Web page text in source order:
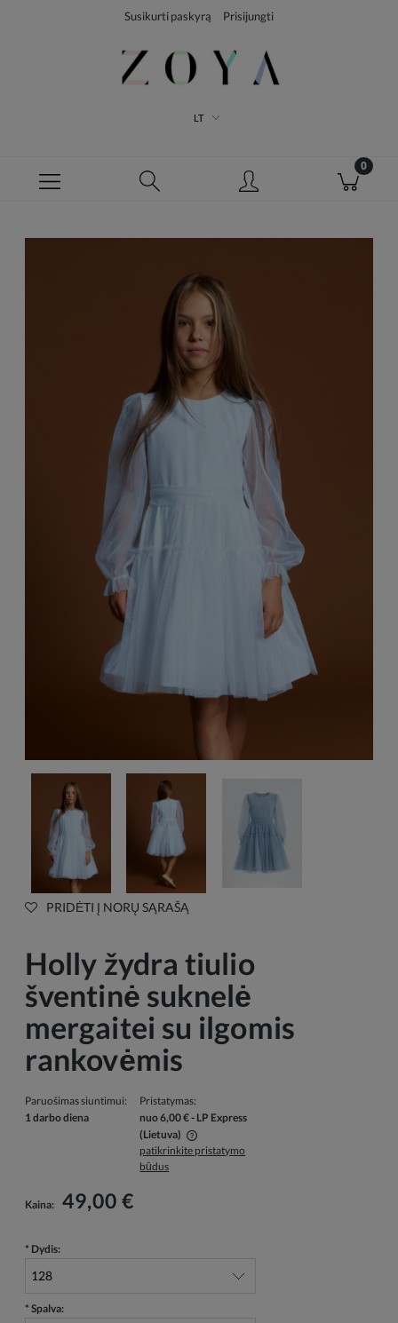
Susikurti paskyrą Prisijungti
LT
PRIDĖTI Į NORŲ SĄRAŠĄ
Holly žydra tiulio
šventinė suknelė
mergaitei su ilgomis
rankovėmis
Paruošimas siuntimui:
1 darbo diena
Pristatymas:
nuo 6,00 €- LP Express
(Lietuva)
Į kainą neįskaičiuotos galimos mokėjimo išlaidos
patikrinkite pristatymo
būdus
Kaina: 49,00 €
* Dydis:
* Spalva: